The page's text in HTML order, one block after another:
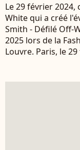
Le 29 février
White qui a créé
Smith - Défilé Off-
2025 lors de la
Louvre. Paris, le